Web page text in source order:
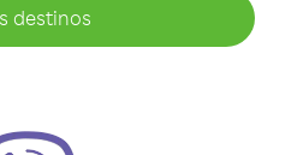
destinos